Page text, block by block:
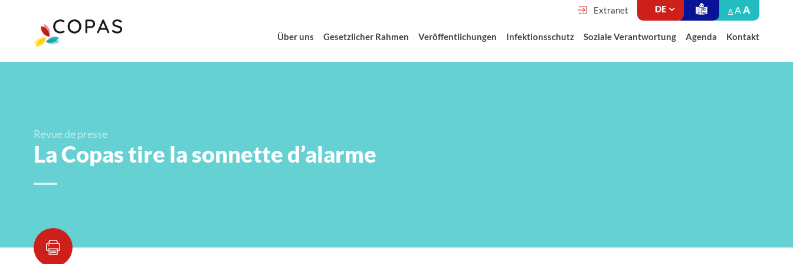
Extranet A AA
Über uns Gesetzlicher Rahmen Veröffentlichungen Infektionsschutz Soziale Verantwortung Agenda Kontakt
Revue de presse
La Copas tire la sonnette d’alarme